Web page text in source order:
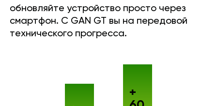
обновляйте устройство просто через
смартфон. С GAN GT вы на передовой
технического прогресса.
+